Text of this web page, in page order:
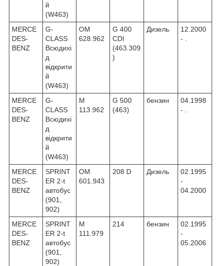
й
(W463)
MERCE
DES-
BENZ
G-
CLASS
Всюдихі
д
відкрити
й
(W463)
OM
628.962
G 400
CDI
(463.309
)
Дизель
12.2000
- .
MERCE
DES-
BENZ
G-
CLASS
Всюдихі
д
відкрити
й
(W463)
M
113.962
G 500
(463)
бензин
04.1998
- .
MERCE
DES-
BENZ
SPRINT
ER 2-t
автобус
(901,
902)
OM
601.943
208 D Дизель
02.1995
-
04.2000
MERCE
DES-
BENZ
SPRINT
ER 2-t
автобус
(901,
902)
M
111.979
214 бензин
02.1995
-
05.2006